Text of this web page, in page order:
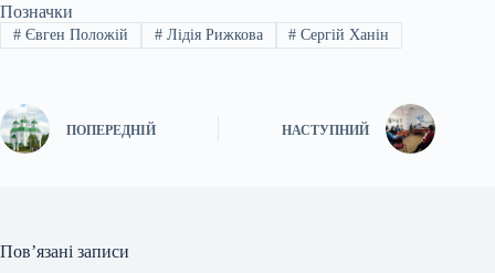
Позначки
#Євген Положій #Лідія Рижкова # Сергій Ханін
ПОПЕРЕДНІЙ НАСТУПНИЙ
Пов’язані записи